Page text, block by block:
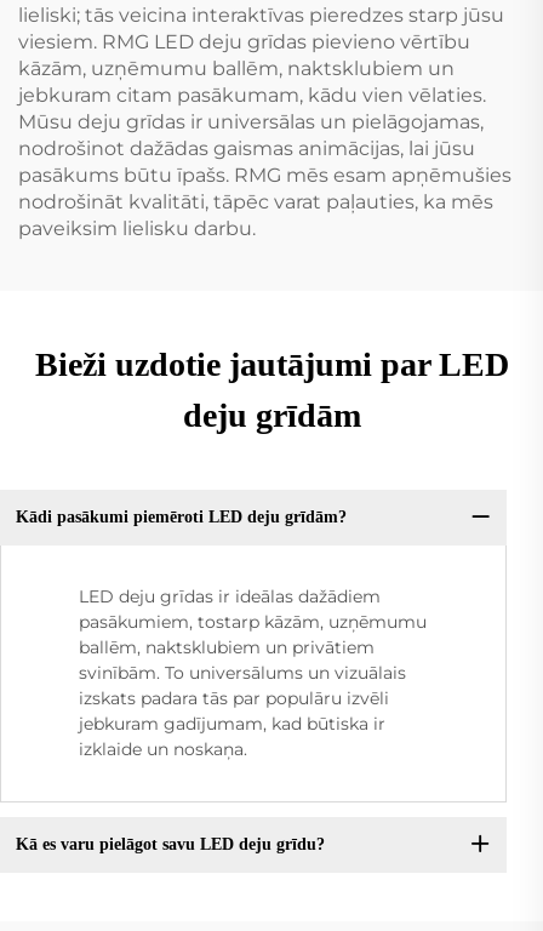
lieliski; tās veicina interaktīvas pieredzes starp jūsu
viesiem. RMG LED deju grīdas pievieno vērtību
kāzām, uzņēmumu ballēm, naktsklubiem un
jebkuram citam pasākumam, kādu vien vēlaties.
Mūsu deju grīdas ir universālas un pielāgojamas,
nodrošinot dažādas gaismas animācijas, lai jūsu
pasākums būtu īpašs. RMG mēs esam apņēmušies
nodrošināt kvalitāti, tāpēc varat paļauties, ka mēs
paveiksim lielisku darbu.
Bieži uzdotie jautājumi par LED
deju grīdām
Kādi pasākumi piemēroti LED deju grīdām?
LED deju grīdas ir ideālas dažādiem
pasākumiem, tostarp kāzām, uzņēmumu
ballēm, naktsklubiem un privātiem
svinībām. To universālums un vizuālais
izskats padara tās par populāru izvēli
jebkuram gadījumam, kad būtiska ir
izklaide un noskaņa.
Kā es varu pielāgot savu LED deju grīdu?